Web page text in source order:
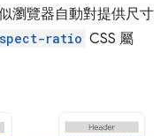
瀏覽器自動對提供尺寸
ratio CSS 屬